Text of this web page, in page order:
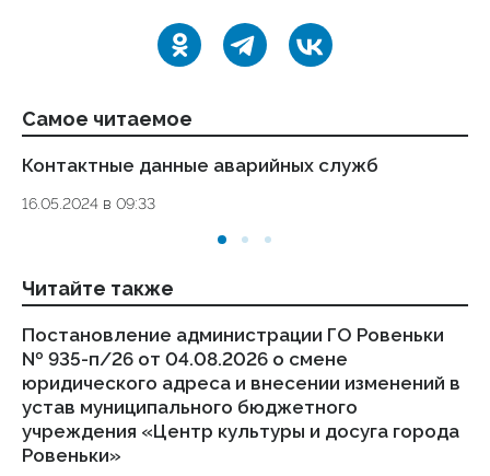
Самое читаемое
Контактные данные аварийных служб
16.05.2024 в 09:33
Читайте также
Постановление администрации ГО Ровеньки
№ 935-п/26 от 04.08.2026 о смене
юридического адреса и внесении изменений в
устав муниципального бюджетного
учреждения «Центр культуры и досуга города
Ровеньки»